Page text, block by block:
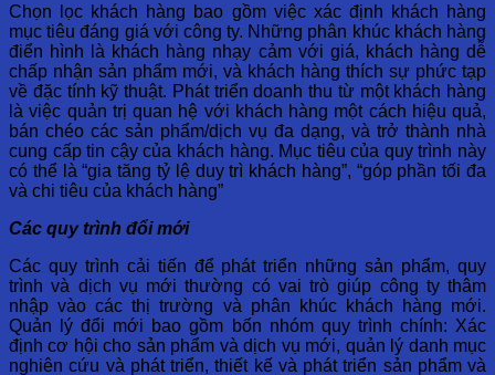
Chọn lọc khách hàng bao gồm việc xác định khách hàng
mục tiêu đáng giá với công ty. Những phân khúc khách hàng
điển hình là khách hàng nhạy cảm với giá, khách hàng dễ
chấp nhận sản phẩm mới, và khách hàng thích sự phức tạp
về đặc tính kỹ thuật. Phát triển doanh thu từ một khách hàng
là việc quản trị quan hệ với khách hàng một cách hiệu quả,
bán chéo các sản phẩm/dịch vụ đa dạng, và trở thành nhà
cung cấp tin cậy của khách hàng. Mục tiêu của quy trình này
có thể là “gia tăng tỷ lệ duy trì khách hàng”, “góp phần tối đa
và chi tiêu của khách hàng”
Các quy trình đổi mới
Các quy trình cải tiến để phát triển những sản phẩm, quy
trình và dịch vụ mới thường có vai trò giúp công ty thâm
nhập vào các thị trường và phân khúc khách hàng mới.
Quản lý đổi mới bao gồm bốn nhóm quy trình chính: Xác
định cơ hội cho sản phẩm và dịch vụ mới, quản lý danh mục
nghiên cứu và phát triển, thiết kế và phát triển sản phẩm và